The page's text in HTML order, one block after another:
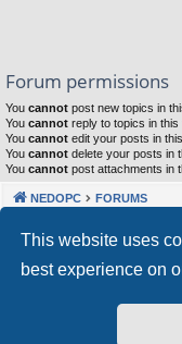
This website uses
best experience on
Forum permissions
You cannot post new topics in
You cannot reply to topics in this
You cannot edit your posts in
You cannot delete your posts in
You cannot post attachments in
NEDOPC FORUMS
Powered by
Our
This